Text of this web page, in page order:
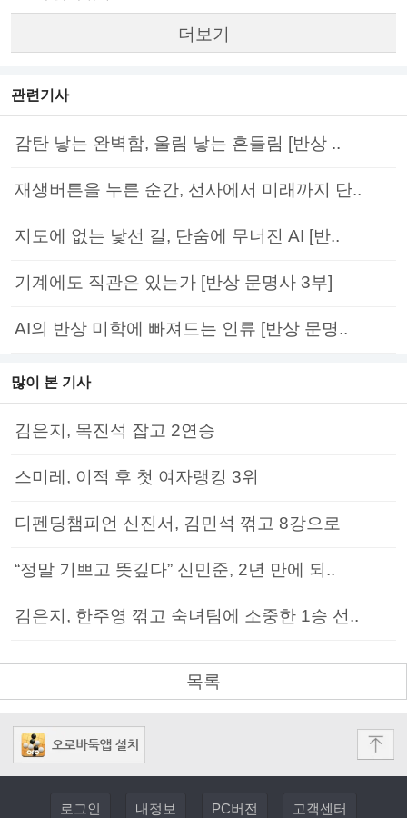
더보기
관련기사
감탄 낳는 완벽함, 울림 낳는 흔들림 [반상 ..
재생버튼을 누른 순간, 선사에서 미래까지 단..
지도에 없는 낯선 길, 단숨에 무너진 AI [반..
기계에도 직관은 있는가 [반상 문명사 3부]
AI의 반상 미학에 빠져드는 인류 [반상 문명..
많이 본 기사
김은지, 목진석 잡고 2연승
스미레, 이적 후 첫 여자랭킹 3위
디펜딩챔피언 신진서, 김민석 꺾고 8강으로
“정말 기쁘고 뜻깊다” 신민준, 2년 만에 되..
김은지, 한주영 꺾고 숙녀팀에 소중한 1승 선..
목록
로그인 내정보 PC버전 고객센터